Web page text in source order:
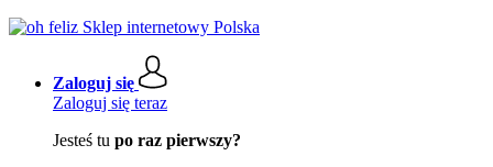
Zaloguj się
Zaloguj się teraz
Jesteś tu po raz pierwszy?